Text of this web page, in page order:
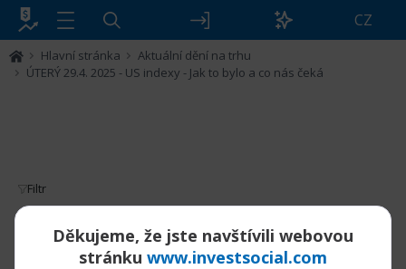
CZ
Hlavní stránka
Aktuální dění na trhu
ÚTERÝ 29.4. 2025 - US indexy - Jak to bylo a co nás čeká
Děkujeme, že jste navštívili webovou
stránku www.investsocial.com
Filtr
a co nás čeká